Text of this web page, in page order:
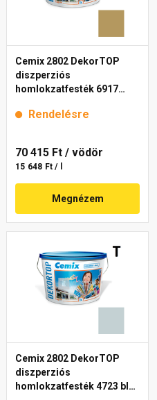
Cemix 2802 DekorTOP
diszperziós
homlokzatfesték 6917
Rendelésre
70 415 Ft / vödör
15 648 Ft / l
Megnézem
Cemix 2802 DekorTOP
diszperziós
homlokzatfesték 4723 blue